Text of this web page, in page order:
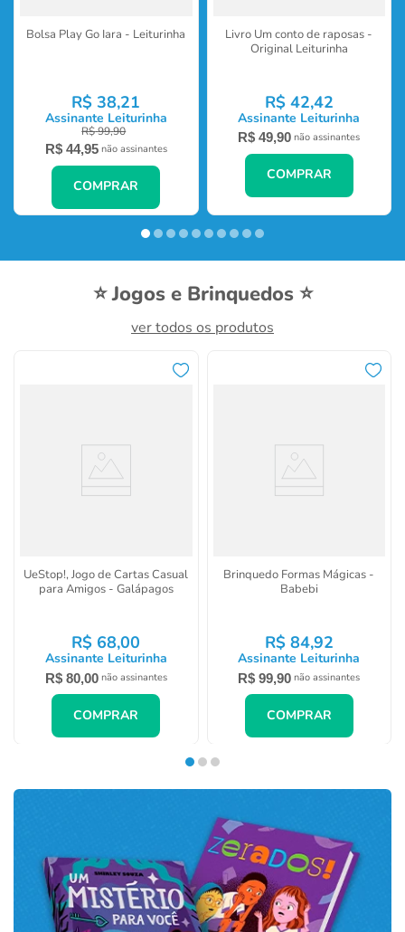
Bolsa Play Go Iara - Leiturinha
R$ 38,21
Assinante Leiturinha
R$99,90
R$ 44,95 não assinantes
COMPRAR
Livro Um conto de raposas -
Original Leiturinha
R$ 42,42
Assinante Leiturinha
R$ 49,90 não assinantes
COMPRAR
⭐ Jogos e Brinquedos ⭐
ver todos os produtos
UeStop!, Jogo de Cartas Casual
para Amigos - Galápagos
R$ 68,00
Assinante Leiturinha
R$ 80,00 não assinantes
COMPRAR
Brinquedo Formas Mágicas -
Babebi
R$ 84,92
Assinante Leiturinha
R$ 99,90 não assinantes
COMPRAR